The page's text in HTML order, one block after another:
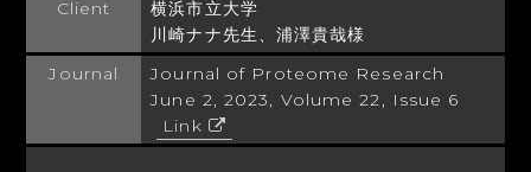
Client
横浜市立大学
川崎ナナ先生、浦澤貴哉様
Journal
Journal of Proteome Research
June 2, 2023, Volume 22, Issue 6
Link